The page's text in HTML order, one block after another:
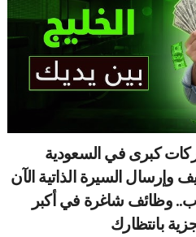
2026.. شركات كبرى في السعودية
وإرسال السيرة الذاتية الآن
وظائف شاغرة في أكبر
بانتظارك